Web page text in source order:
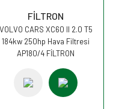
FİLTRON
VOLVO CARS XC60 II 2.0 T5
184kw 250hp Hava Filtresi
AP180/4 FİLTRON